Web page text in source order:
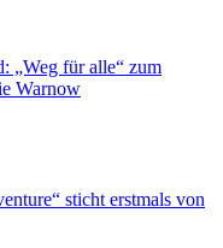
„Weg für alle“ zum
Warnow
sticht erstmals von